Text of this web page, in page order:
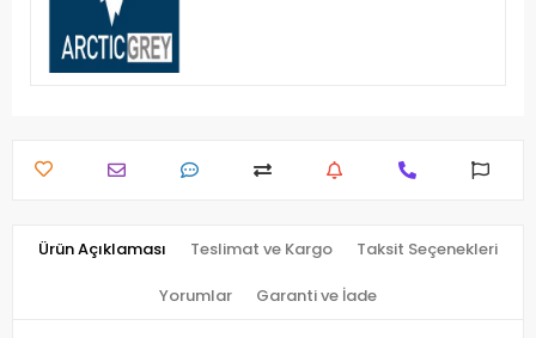
Ürün Açıklaması Teslimat ve Kargo Taksit Seçenekleri
Yorumlar Garanti ve İade